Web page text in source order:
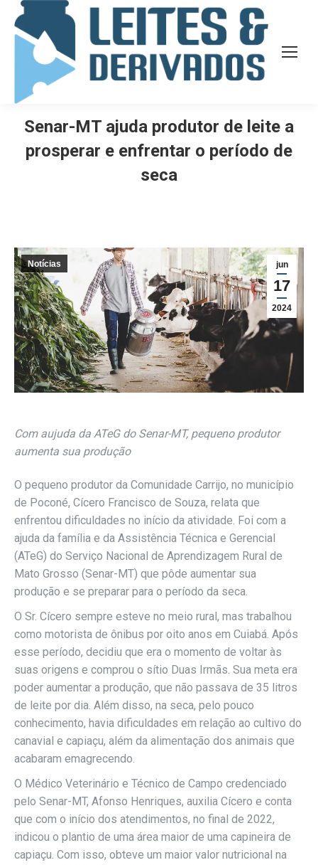
Senar-MT ajuda produtor de leite a
prosperar e enfrentar o período de
seca
jun
17
2024
Notícias
Com aujuda da ATeG do Senar-MT, pequeno produtor
aumenta sua produção
O pequeno produtor da Comunidade Carrijo, no município
de Poconé, Cícero Francisco de Souza, relata que
enfrentou dificuldades no início da atividade. Foi com a
ajuda da família e da Assistência Técnica e Gerencial
(ATeG) do Serviço Nacional de Aprendizagem Rural de
Mato Grosso (Senar-MT) que pôde aumentar sua
produção e se preparar para o período da seca.
O Sr. Cícero sempre esteve no meio rural, mas trabalhou
como motorista de ônibus por oito anos em Cuiabá. Após
esse período, decidiu que era o momento de voltar às
suas origens e comprou o sítio Duas Irmãs. Sua meta era
poder aumentar a produção, que não passava de 35 litros
de leite por dia. Além disso, na seca, pelo pouco
conhecimento, havia dificuldades em relação ao cultivo do
canavial e capiaçu, além da alimentação dos animais que
acabaram emagrecendo.
O Médico Veterinário e Técnico de Campo credenciado
pelo Senar-MT, Afonso Henriques, auxilia Cícero e conta
que com o início dos atendimentos, no final de 2022,
indicou o plantio de uma área maior de uma capineira de
capiaçu. Com isso, obteve um maior valor nutricional na